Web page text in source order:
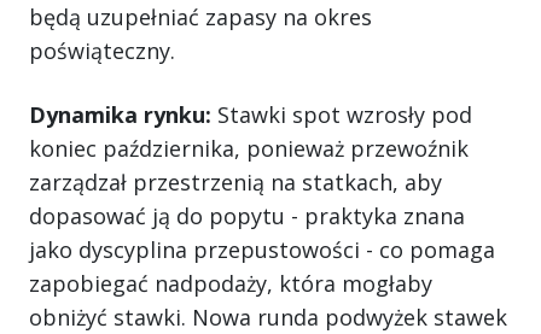
będą uzupełniać zapasy na okres
poświąteczny.
Dynamika rynku: Stawki spot wzrosły pod
koniec października, ponieważ przewoźnik
zarządzał przestrzenią na statkach, aby
dopasować ją do popytu - praktyka znana
jako dyscyplina przepustowości - co pomaga
zapobiegać nadpodaży, która mogłaby
obniżyć stawki. Nowa runda podwyżek stawek